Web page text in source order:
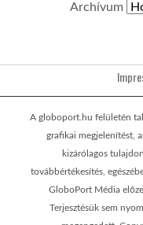
Archívum
A globoport.hu felületén
grafikai megjelenítést,
kizárólagos
továbbértékesítés,
GloboPort Média
Terjesztésük sem